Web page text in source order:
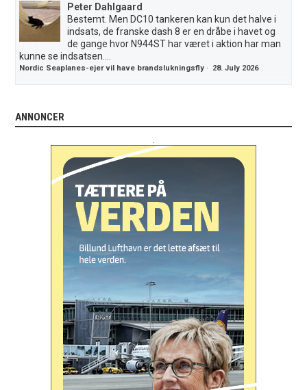
Peter Dahlgaard
Bestemt. Men DC10 tankeren kan kun det halve i
indsats, de franske dash 8 er en dråbe i havet og
de gange hvor N944ST har været i aktion har man
kunne se indsatsen....
Nordic Seaplanes-ejer vil have brandslukningsfly · 28. July 2026
ANNONCER